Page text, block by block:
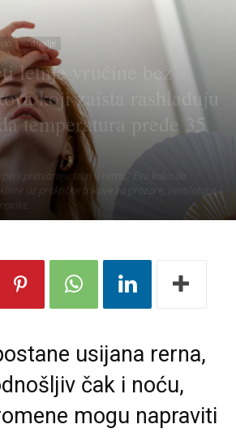
Zdravlje
letnje vrućine bez
koji zaista rashlađuju
temperatura pređe 35
pretvaraju stan u rernu? Evo kako da
uz praktične trikove za prozore, ventilatore,
usijana rerna,
čak i noću,
mogu napraviti